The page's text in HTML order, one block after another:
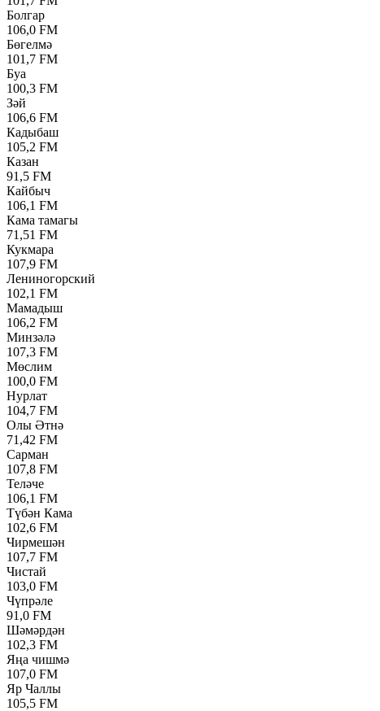
Болгар
106,0 FM
Бөгелмә
101,7 FM
Буа
100,3 FM
Зәй
106,6 FM
Кадыбаш
105,2 FM
Казан
91,5 FM
Кайбыч
106,1 FM
Кама тамагы
71,51 FM
Кукмара
107,9 FM
Лениногорский
102,1 FM
Мамадыш
106,2 FM
Минзәлә
107,3 FM
Мөслим
100,0 FM
Нурлат
104,7 FM
Олы Әтнә
71,42 FM
Сарман
107,8 FM
Теләче
106,1 FM
Түбән Кама
102,6 FM
Чирмешән
107,7 FM
Чистай
103,0 FM
Чүпрәле
91,0 FM
Шәмәрдән
102,3 FM
Яңа чишмә
107,0 FM
Яр Чаллы
105,5 FM